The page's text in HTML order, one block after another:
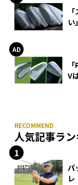
い
V
人気記事ラ
パ